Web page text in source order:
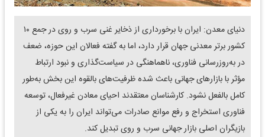
​دنیای معدن: ایران با برخورداری از ذخایر غنی سرب و روی در جمع ۱۰
کشور برتر معدنی جهان قرار دارد، اما به گفته فعالان این حوزه، ضعف
در به‌روزرسانی فناوری، ناهماهنگی در سیاست‌گذاری و نبود ارتباط
مؤثر با بازارهای جهانی باعث شده ظرفیت‌های بالقوه این بخش به‌طور
کامل بالفعل نشود. کارشناسان معتقدند احیای معادن غیرفعال، توسعه
فناوری استخراج و رفع موانع صادرات می‌تواند ایران را به یکی از
بازیگران اصلی بازار جهانی سرب و روی تبدیل کند.